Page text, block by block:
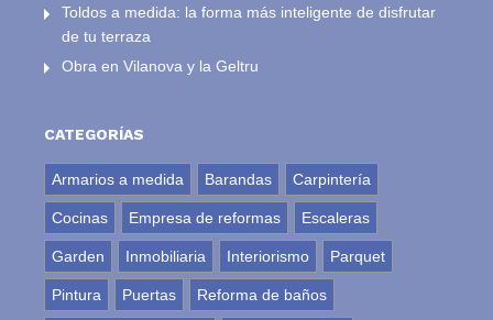
Toldos a medida: la forma más inteligente de disfrutar
de tu terraza
Obra en Vilanova y la Geltru
CATEGORÍAS
Armarios a medida Barandas Carpintería
Cocinas Empresa de reformas Escaleras
Garden Inmobiliaria Interiorismo Parquet
Pintura Puertas Reforma de baños